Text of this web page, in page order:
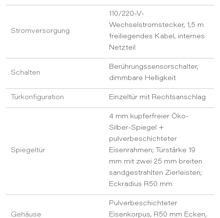
Stromversorgung
110/220-V-
Wechselstromstecker, 1,5 m
freiliegendes Kabel, internes
Netzteil
Schalten
Berührungssensorschalter,
dimmbare Helligkeit
Türkonfiguration Einzeltür mit Rechtsanschlag
Spiegeltür
4 mm kupferfreier Öko-
Silber-Spiegel +
pulverbeschichteter
Eisenrahmen; Türstärke 19
mm mit zwei 25 mm breiten
sandgestrahlten Zierleisten;
Eckradius R50 mm
Gehäuse
Pulverbeschichteter
Eisenkorpus, R50 mm Ecken,